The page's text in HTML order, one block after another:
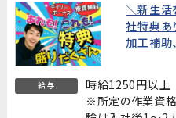
＼新生活
社特典あ
加工補助
給与
時給1250円以上
※所定の作業資